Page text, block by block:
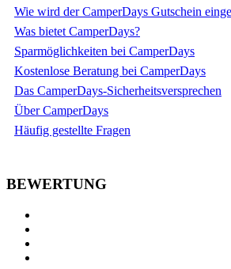
Wie wird der CamperDays Gutschein
Was bietet CamperDays?
Sparmöglichkeiten bei CamperDays
Kostenlose Beratung bei CamperDays
Das CamperDays-Sicherheitsversprechen
Über CamperDays
Häufig gestellte Fragen
BEWERTUNG